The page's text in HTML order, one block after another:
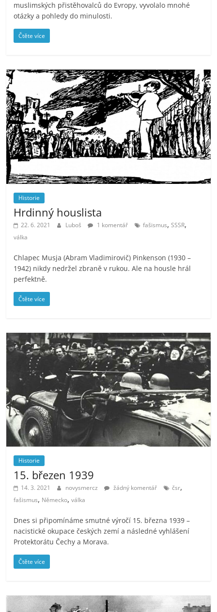
muslimských přistěhovalců do Evropy, vyvolalo mnohé
otázky a pohledy do minulosti.
Čtěte více
Historie
Hrdinný houslista
22. 6. 2021 Luboš 1 komentář fašismus,SSSR,
válka
Chlapec Musja (Abram Vladimirovič) Pinkenson (1930 –
1942) nikdy nedržel zbraně v rukou. Ale na housle hrál
perfektně.
Čtěte více
Historie
15. březen 1939
14. 3. 2021 novysmercz žádný komentář čsr,
fašismus, Německo,válka
Dnes si připomínáme smutné výročí 15. března 1939 –
nacistické okupace českých zemí a následné vyhlášení
Protektorátu Čechy a Morava.
Čtěte více